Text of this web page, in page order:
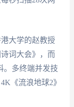
大学的赵教授
词大会》，而
。多终端并发技
《流浪地球2》